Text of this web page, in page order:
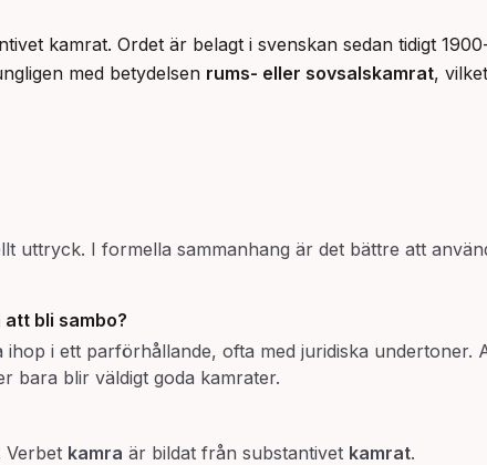
kamrat. Ordet är belagt i svenskan sedan tidigt
med betydelsen rums- eller sovsalskamrat,
uttryck. I formella sammanhang är det bättre att
att bli sambo?
i ett parförhållande, ofta med juridiska undertoner.
bara blir väldigt goda kamrater.
Verbet kamra är bildat från substantivet kamrat.